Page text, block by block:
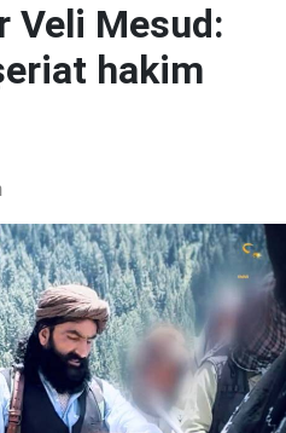
Veli Mesud:
hakim